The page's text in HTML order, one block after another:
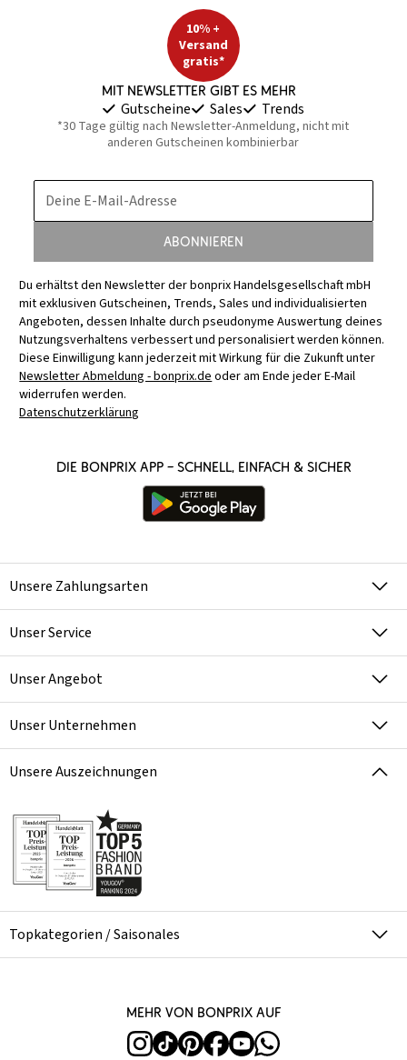
10% +
Versand
gratis*
Mit Newsletter gibt es mehr
Gutscheine Sales Trends
*30 Tage gültig nach Newsletter-Anmeldung, nicht mit
anderen Gutscheinen kombinierbar
Deine E-Mail-Adresse
Abonnieren
Du erhältst den Newsletter der bonprix Handelsgesellschaft mbH
mit exklusiven Gutscheinen, Trends, Sales und individualisierten
Angeboten, dessen Inhalte durch pseudonyme Auswertung deines
Nutzungsverhaltens verbessert und personalisiert werden können.
Diese Einwilligung kann jederzeit mit Wirkung für die Zukunft unter
Newsletter Abmeldung - bonprix.deoder am Ende jeder E-Mail
widerrufen werden.
Datenschutzerklärung
Die bonprix App – schnell, einfach & sicher
Unsere Zahlungsarten
Unser Service
Unser Angebot
Unser Unternehmen
Unsere Auszeichnungen
Topkategorien / Saisonales
Mehr von bonprix auf